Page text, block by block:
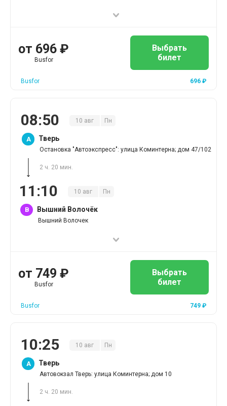
от 696 ₽
Busfor
Выбрать
билет
Busfor 696 ₽
08:50 10 авг Пн
A Тверь
Остановка "Автоэкспресс": улица Коминтерна; дом 47/102
2 ч. 20 мин.
11 :10 10 авг Пн
B Вышний Волочёк
Вышний Волочек
от 749 ₽
Busfor
Выбрать
билет
Busfor 749 ₽
10:25 10 авг Пн
A Тверь
Автовокзал Тверь: улица Коминтерна; дом 10
2 ч. 20 мин.